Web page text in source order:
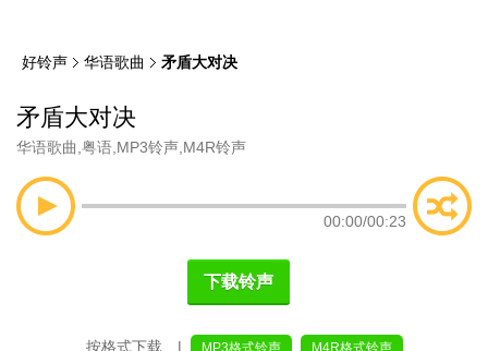
好铃声 华语歌曲 矛盾大对决
矛盾大对决
华语歌曲 粤语 MP3铃声 M4R铃声
00:00/00:23
下载铃声
按格式下载 | MP3格式铃声 M4R格式铃声